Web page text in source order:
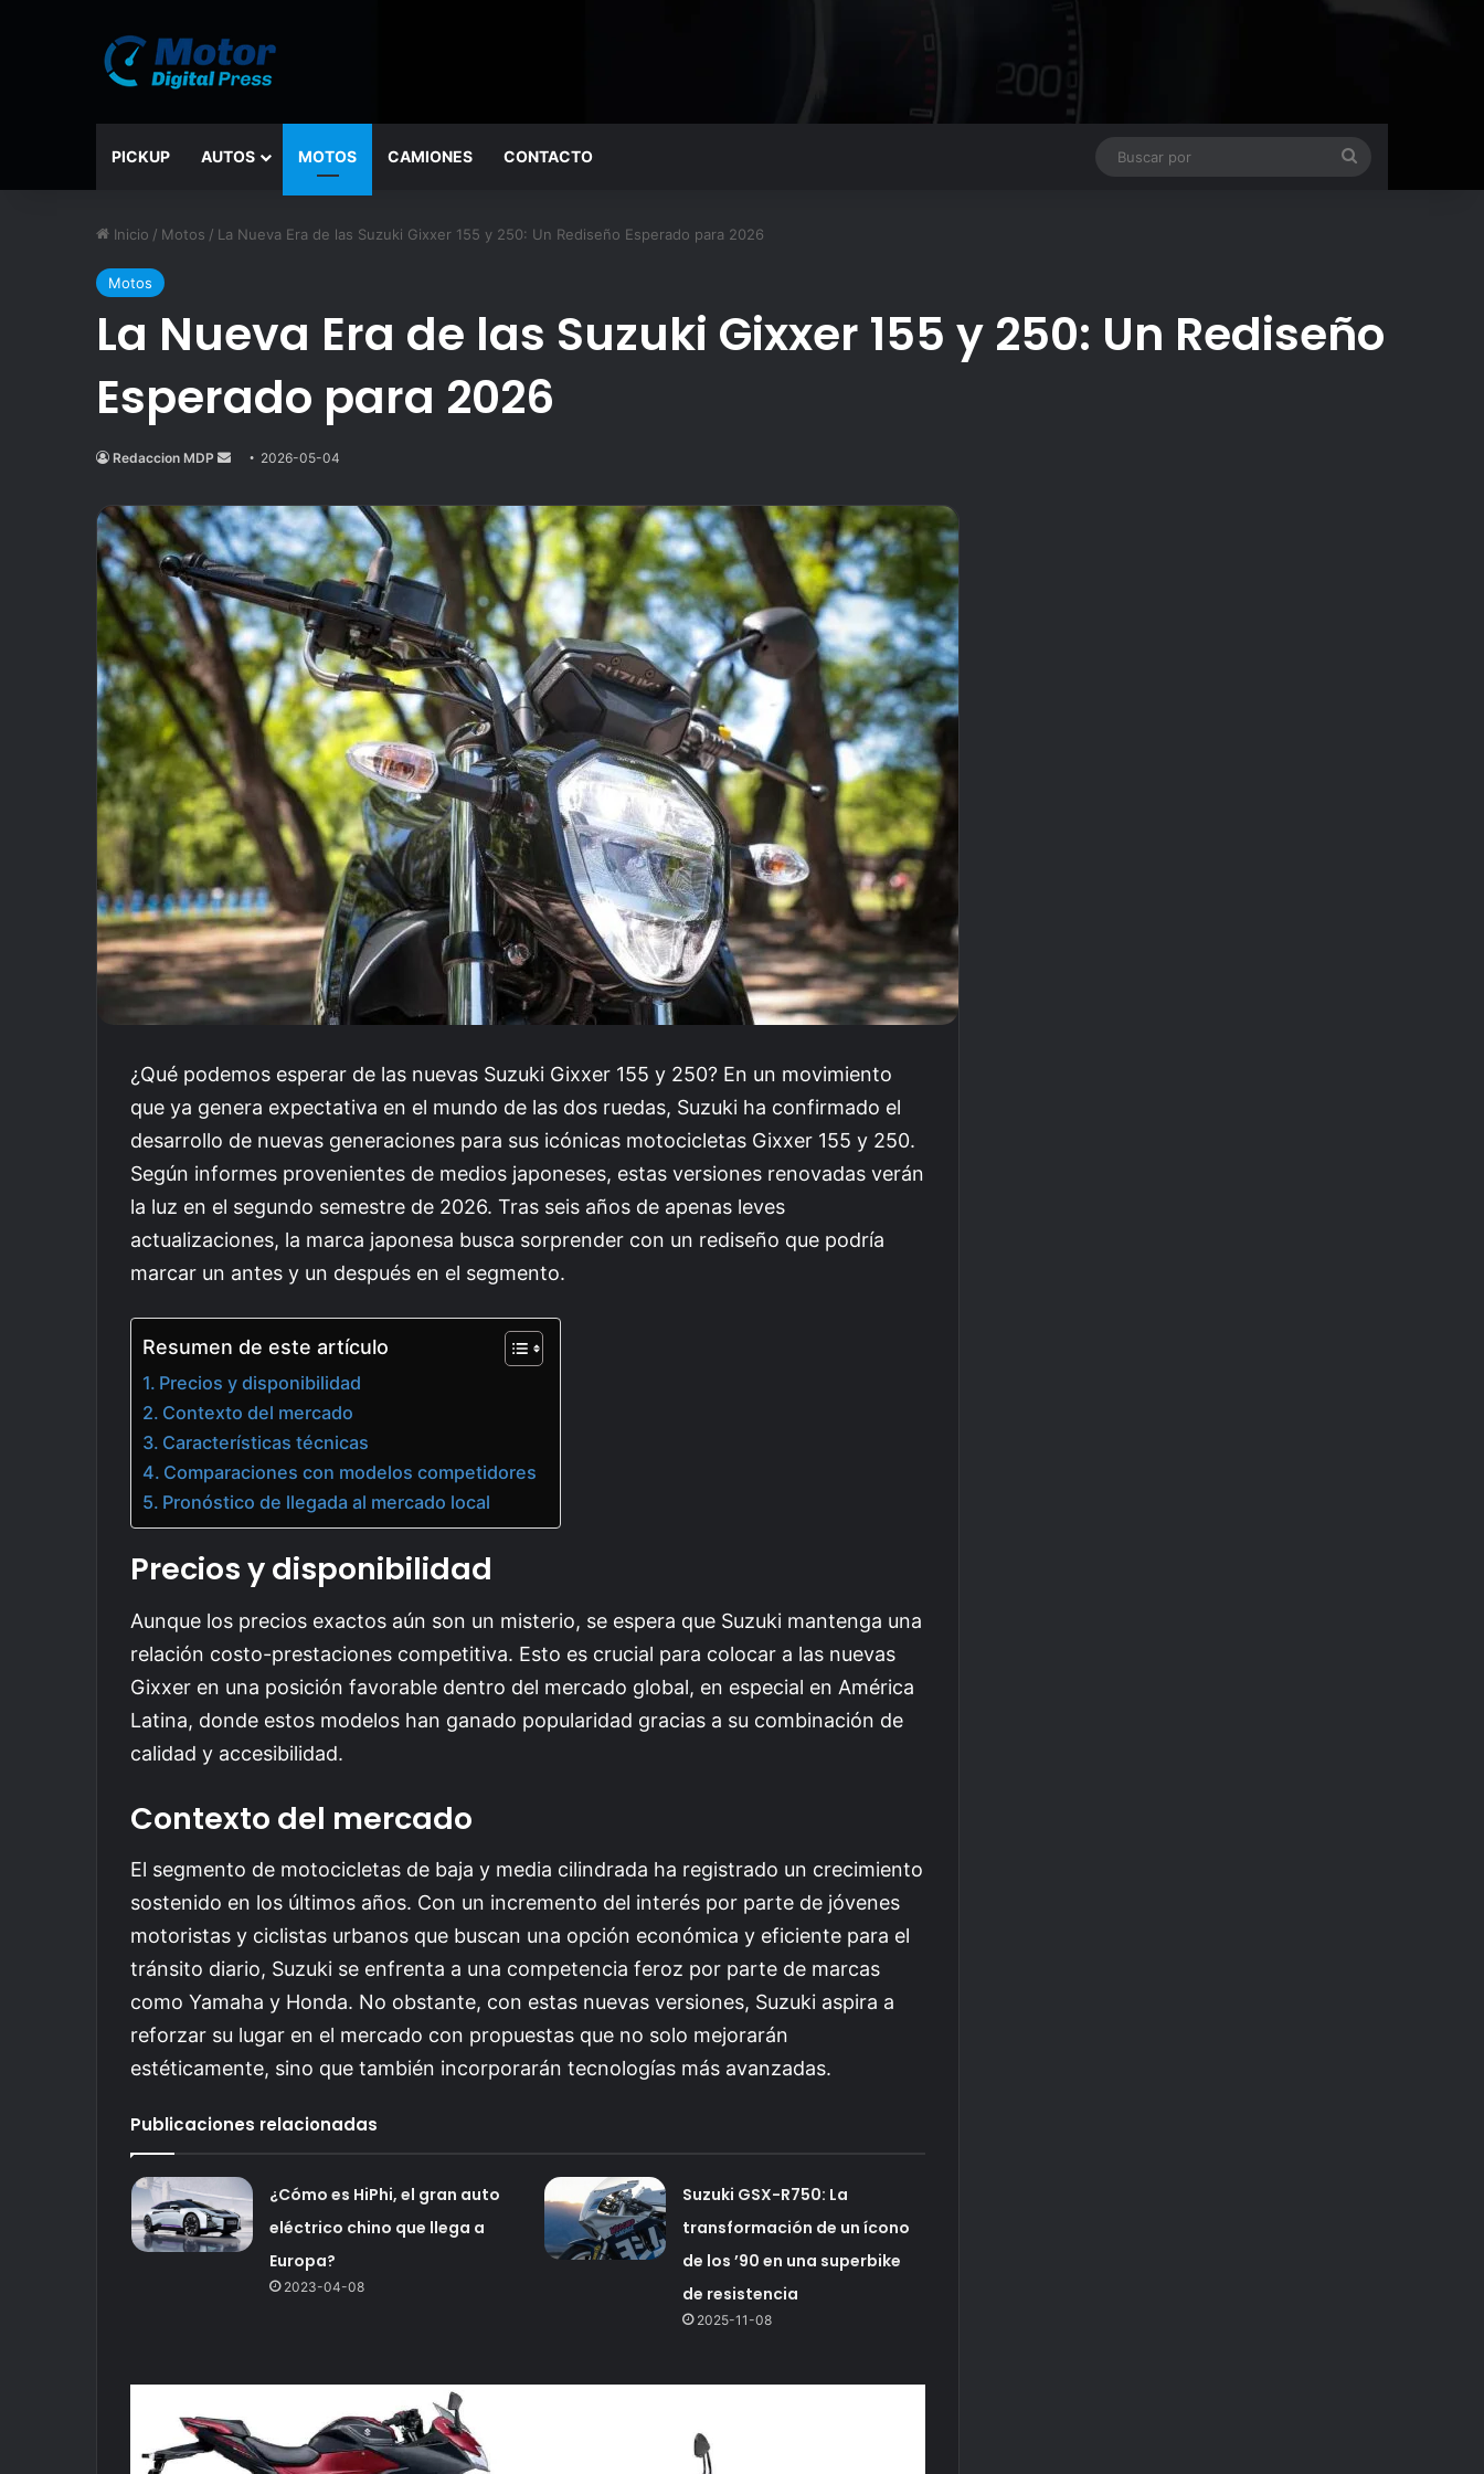
PICKUP AUTOS MOTOS CAMIONES CONTACTO
Inicio / Motos / La Nueva Era de las Suzuki Gixxer 155 y 250: Un Rediseño Esperado para 2026
Motos
La Nueva Era de las Suzuki Gixxer 155 y 250: Un Rediseño
Esperado para 2026
Redaccion MDP
Send
email
2026-05-04
¿Qué podemos esperar de las nuevas Suzuki Gixxer 155 y 250? En un movimiento
que ya genera expectativa en el mundo de las dos ruedas, Suzuki ha confirmado el
desarrollo de nuevas generaciones para sus icónicas motocicletas Gixxer 155 y 250.
Según informes provenientes de medios japoneses, estas versiones renovadas verán
la luz en el segundo semestre de 2026. Tras seis años de apenas leves
actualizaciones, la marca japonesa busca sorprender con un rediseño que podría
marcar un antes y un después en el segmento.
Resumen de este artículo
Precios y disponibilidad
Contexto del mercado
Características técnicas
Comparaciones con modelos competidores
Pronóstico de llegada al mercado local
Precios y disponibilidad
Aunque los precios exactos aún son un misterio, se espera que Suzuki mantenga una
relación costo-prestaciones competitiva. Esto es crucial para colocar a las nuevas
Gixxer en una posición favorable dentro del mercado global, en especial en América
Latina, donde estos modelos han ganado popularidad gracias a su combinación de
calidad y accesibilidad.
Contexto del mercado
El segmento de motocicletas de baja y media cilindrada ha registrado un crecimiento
sostenido en los últimos años. Con un incremento del interés por parte de jóvenes
motoristas y ciclistas urbanos que buscan una opción económica y eficiente para el
tránsito diario, Suzuki se enfrenta a una competencia feroz por parte de marcas
como Yamaha y Honda. No obstante, con estas nuevas versiones, Suzuki aspira a
reforzar su lugar en el mercado con propuestas que no solo mejorarán
estéticamente, sino que también incorporarán tecnologías más avanzadas.
Publicaciones relacionadas
¿Cómo es HiPhi, el gran auto
eléctrico chino que llega a
Europa?
2023-04-08
Suzuki GSX-R750: La
transformación de un ícono
de los ’90 en una superbike
de resistencia
2025-11-08